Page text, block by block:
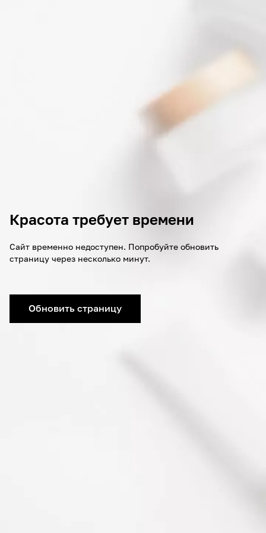
Красота требует времени
Сайт временно недоступен. Попробуйте обновить
страницу через несколько минут.
Обновить страницу